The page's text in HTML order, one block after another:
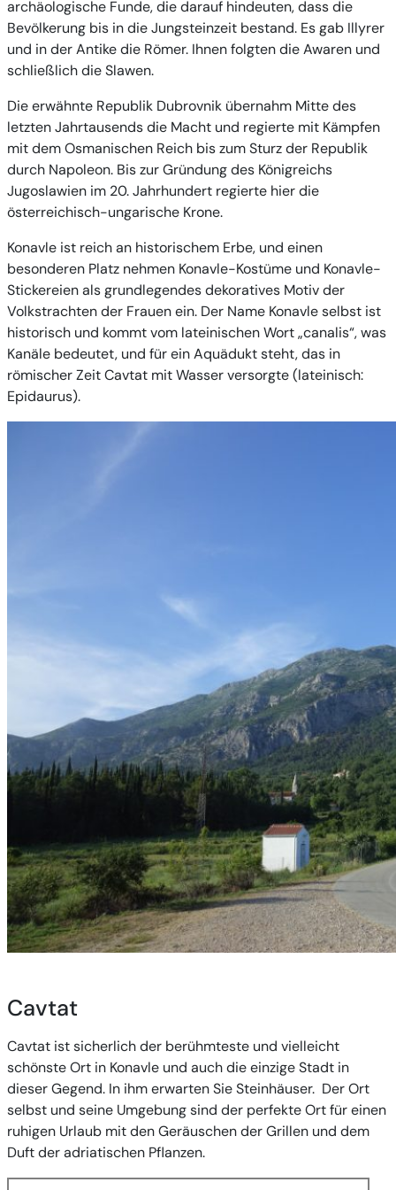
archäologische Funde, die darauf hindeuten, dass die
Bevölkerung bis in die Jungsteinzeit bestand. Es gab Illyrer
und in der Antike die Römer. Ihnen folgten die Awaren und
schließlich die Slawen.
Die erwähnte Republik Dubrovnik übernahm Mitte des
letzten Jahrtausends die Macht und regierte mit Kämpfen
mit dem Osmanischen Reich bis zum Sturz der Republik
durch Napoleon. Bis zur Gründung des Königreichs
Jugoslawien im 20. Jahrhundert regierte hier die
österreichisch-ungarische Krone.
Konavle ist reich an historischem Erbe, und einen
besonderen Platz nehmen Konavle-Kostüme und Konavle-
Stickereien als grundlegendes dekoratives Motiv der
Volkstrachten der Frauen ein. Der Name Konavle selbst ist
historisch und kommt vom lateinischen Wort „canalis“, was
Kanäle bedeutet, und für ein Aquädukt steht, das in
römischer Zeit Cavtat mit Wasser versorgte (lateinisch:
Epidaurus).
Cavtat
Cavtat ist sicherlich der berühmteste und vielleicht
schönste Ort in Konavle und auch die einzige Stadt in
dieser Gegend. In ihm erwarten Sie Steinhäuser. Der Ort
selbst und seine Umgebung sind der perfekte Ort für einen
ruhigen Urlaub mit den Geräuschen der Grillen und dem
Duft der adriatischen Pflanzen.